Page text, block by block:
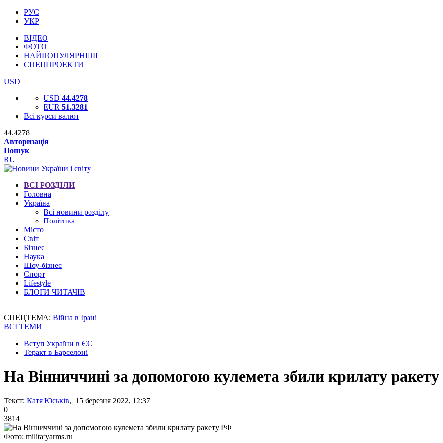
РУС
УКР
ВІДЕО
ФОТО
НАЙПОПУЛЯРНІШІ
СПЕЦПРОЕКТИ
USD
USD 44.4278
EUR 51.3281
Всі курси валют
44.4278
Авторизація
Пошук
RU
ВСІ РОЗДІЛИ
Головна
Україна
Всі новини розділу
Політика
Місто
Світ
Бізнес
Наука
Шоу-бізнес
Спорт
Lifestyle
БЛОГИ ЧИТАЧІВ
СПЕЦТЕМА: Війна в Ірані
ВСІ ТЕМИ
Вступ України в ЄС
Теракт в Барселоні
На Вінниччині за допомогою кулемета збили крилату
Текст: Катя Юськів, 15 березня 2022, 12:37
0
3814
Фото: militaryarms.ru